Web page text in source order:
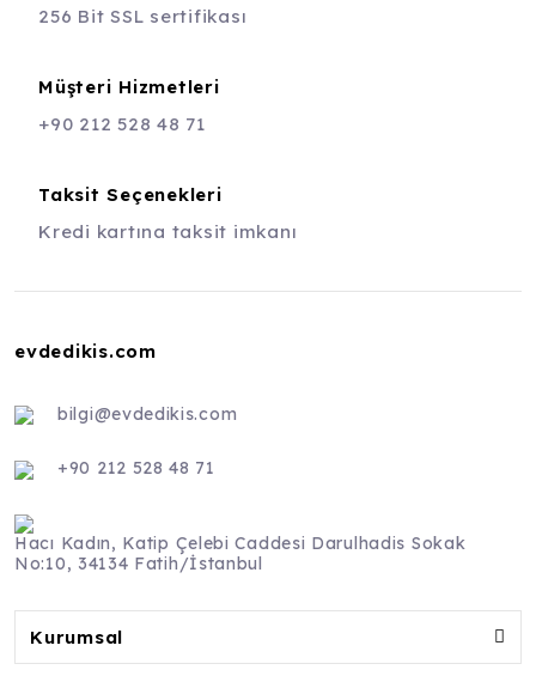
256 Bit SSL sertifikası
Müşteri Hizmetleri
+90 212 528 48 71
Taksit Seçenekleri
Kredi kartına taksit imkanı
evdedikis.com
bilgi@evdedikis.com
+90 212 528 48 71
Hacı Kadın, Katip Çelebi Caddesi Darulhadis Sokak
No:10, 34134 Fatih/İstanbul
Kurumsal